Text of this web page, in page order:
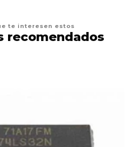
te interesen estos
recomendados